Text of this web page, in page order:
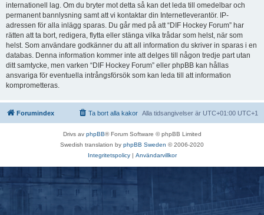
internationell lag. Om du bryter mot detta så kan det leda till omedelbar och
permanent bannlysning samt att vi kontaktar din Internetleverantör. IP-
adressen för alla inlägg sparas. Du går med på att “DIF Hockey Forum” har
rätten att ta bort, redigera, flytta eller stänga vilka trådar som helst, när som
helst. Som användare godkänner du att all information du skriver in sparas i en
databas. Denna information kommer inte att delges till någon tredje part utan
ditt samtycke, men varken “DIF Hockey Forum” eller phpBB kan hållas
ansvariga för eventuella intrångsförsök som kan leda till att information
komprometteras.
Forumindex Alla tidsangivelser är UTC+01:00 UTC+1
Ta bort alla kakor
Drivs av phpBB® Forum Software © phpBB Limited
Swedish translation by phpBB Sweden © 2006-2020
Integritetspolicy| Användarvillkor